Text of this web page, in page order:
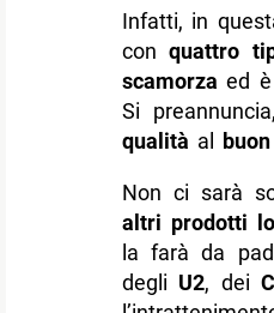
Infatti, in
conquattro
scamorza ed
Si
qualità al
Non ci sarà
altri prodotti
la farà da
degli U2, dei